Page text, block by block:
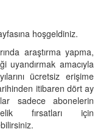
hoşgeldiniz.
araştırma yapma,
amacıyla
ücretsiz erişime
itibaren dört ay
sadece abonelerin
fırsatları için